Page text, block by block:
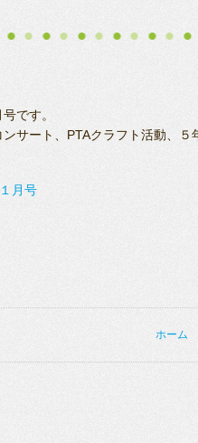
です。
サート、PTAクラフト活動、
月号
ホーム